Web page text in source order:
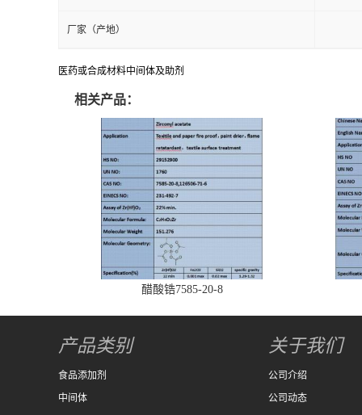
厂家（产地）
医药或合成材料中间体及助剂
相关产品：
醋酸锆7585-20-8
产品类别
食品添加剂
中间体
关于我们
公司介绍
公司动态